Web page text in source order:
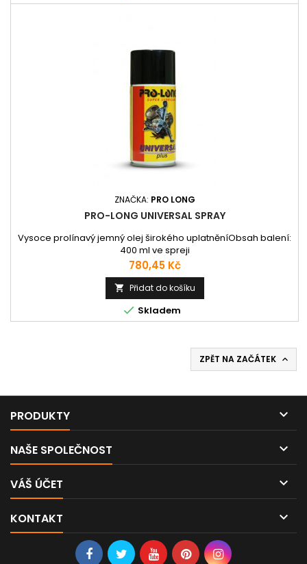
ZNAČKA: PRO LONG
PRO-LONG UNIVERSAL SPRAY
Vysoce prolínavý jemný olej širokého uplatněníObsah balení:
400 ml ve spreji
Cena
780,45 Kč
 Přidat do košíku
 Skladem
ZPĚT NA ZAČÁTEK 
PRODUKTY 
NAŠE SPOLEČNOST 
VÁŠ ÚČET 
KONTAKT 